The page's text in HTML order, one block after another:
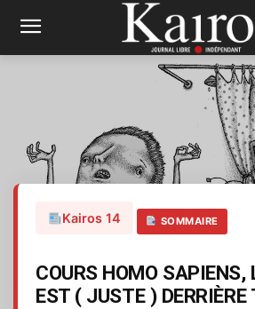
Kairos 14 SOMMAIRE
COURS HOMO SAPIENS,
EST ( JUSTE ) DERRIÈRE